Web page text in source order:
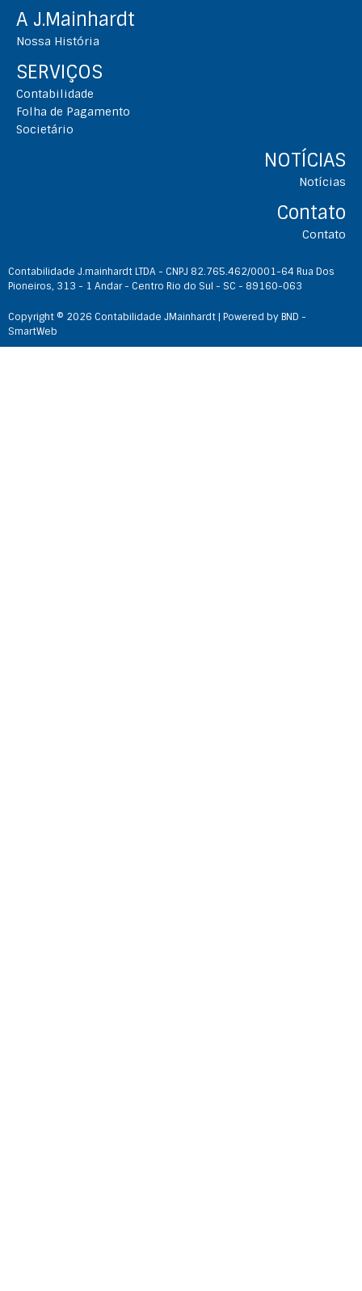
A J.Mainhardt
Nossa História
SERVIÇOS
Contabilidade
Folha de Pagamento
Societário
NOTÍCIAS
Notícias
Contato
Contato
Contabilidade J.mainhardt LTDA - CNPJ 82.765.462/0001-64 Rua Dos
Pioneiros, 313 - 1 Andar - Centro Rio do Sul - SC - 89160-063
Copyright © 2026 Contabilidade JMainhardt | Powered by BND -
SmartWeb